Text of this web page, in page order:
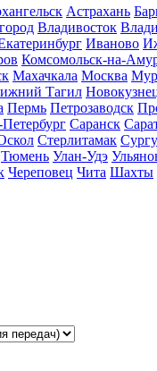
Астрахань
Владивосток
Иваново
Комсомольск-на-
Махачкала Москва
Тагил
Пермь Петрозаводск
Саранск
Стерлитамак
Тюмень Улан-Удэ
Череповец Чита Шахты